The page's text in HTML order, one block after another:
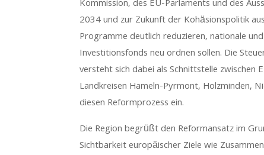
Kommission, des EU-Parlaments und des
2034 und zur Zukunft der Kohäsionspolitik
Programme deutlich reduzieren, nationale
Investitionsfonds neu ordnen sollen. Die
versteht sich dabei als Schnittstelle zwischen
Landkreisen Hameln-Pyrmont, Holzminden,
diesen Reformprozess ein.
Die Region begrüßt den Reformansatz im
Sichtbarkeit europäischer Ziele wie